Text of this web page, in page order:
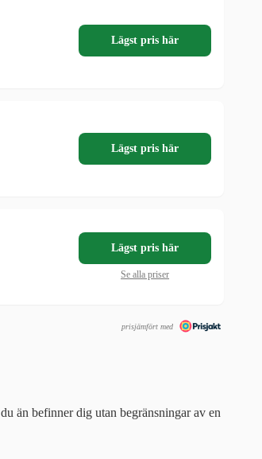
Lägst pris här
Lägst pris här
Lägst pris här
Se alla priser
prisjämfört med
än befinner dig utan begränsningar av en